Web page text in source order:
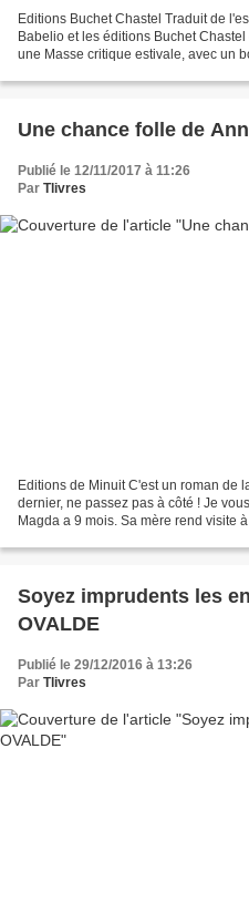
Editions Buchet Chastel Traduit de
Babelio et les éditions Buchet
une Masse critique estivale, avec un
Une chance folle de
Publié le 12/11/2017 à 11:26
Par Tlivres
Editions de Minuit C'est un roman de
dernier, ne passez pas à côté ! Je
Magda a 9 mois. Sa mère rend visite
Soyez imprudents les
OVALDE
Publié le 29/12/2016 à 13:26
Par Tlivres